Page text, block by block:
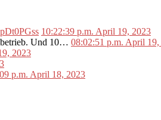
10:22:39 p.m. April 19, 2023
Und 10… 08:02:51 p.m. April 19,
2023
p.m. April 18, 2023